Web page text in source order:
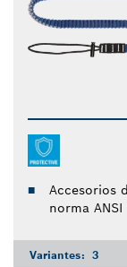
Accesorios
norma
Variantes: 3